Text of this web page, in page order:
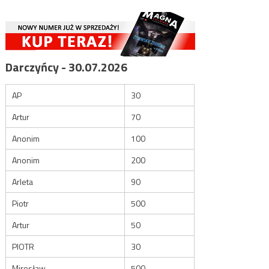
Darczyńcy - 30.07.2026
AP
30
Artur
70
Anonim
100
Anonim
200
Arleta
90
Piotr
500
Artur
50
PIOTR
30